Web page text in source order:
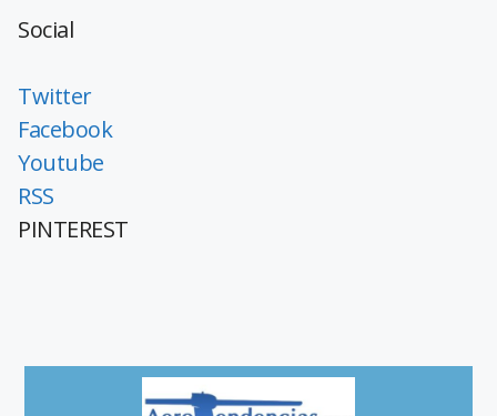
Social
Twitter
Facebook
Youtube
RSS
PINTEREST